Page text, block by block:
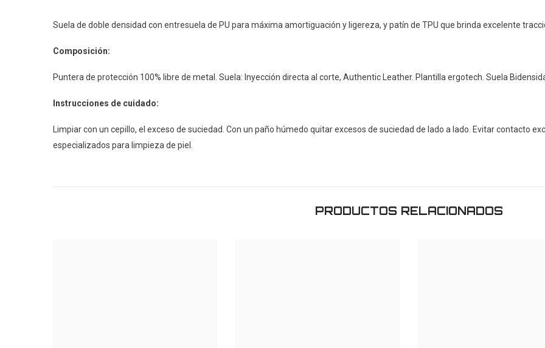
Suela de doble densidad con entresuela de PU para máxima amortiguación y ligereza, y patín de TPU que brinda excelente
Composición:
Puntera de protección 100% libre de metal. Suela: Inyección directa al corte, Authentic Leather. Plantilla ergotech. Suela
Instrucciones de cuidado:
Limpiar con un cepillo, el exceso de suciedad. Con un paño húmedo quitar excesos de suciedad de lado a lado. Evitar contacto
especializados para limpieza de piel.
PRODUCTOS RELACIONADOS